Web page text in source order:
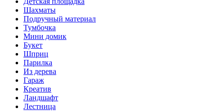
Шахматы
Подручный материал
Тумбочка
Мини домик
Букет
Шприц
Парилка
Из дерева
Гараж
Креатив
Ландшафт
Лестница